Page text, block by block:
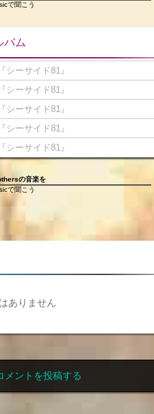
で聞こう
シーサイド81』
シーサイド81』
シーサイド81』
シーサイド81』
シーサイド81』
の音楽を
で聞こう
ありません
メントを投稿する